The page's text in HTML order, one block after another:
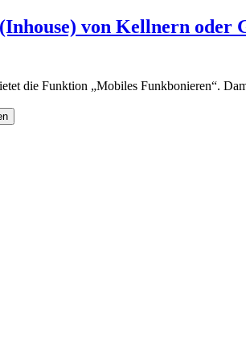
von Kellnern oder
die Funktion „Mobiles Funkbonieren“.